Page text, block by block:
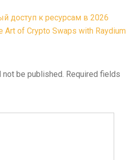
доступ к ресурсам в 2026
Art of Crypto Swaps with Raydium
be published. Required fields